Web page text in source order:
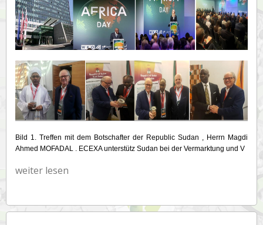
Bild 1. Treffen mit dem Botschafter der Republic Sudan , Herrn Magdi
Ahmed MOFADAL . ECEXA unterstütz Sudan bei der Vermarktung und V
weiter lesen